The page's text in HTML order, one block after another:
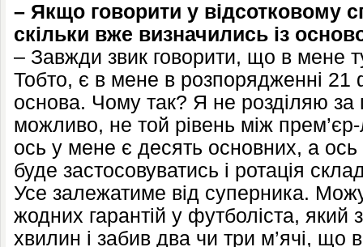
– Якщо говорити у відсотковому
скільки вже визначились із
– Завжди звик говорити, що в мене
Тобто, є в мене в розпорядженні 21
основа. Чому так? Я не розділяю
можливо, не той рівень між
ось у мене є десять основних, а
буде застосовуватись і ротація
Усе залежатиме від суперника.
жодних гарантій у футболіста, який
хвилин і забив два чи три м’ячі, що